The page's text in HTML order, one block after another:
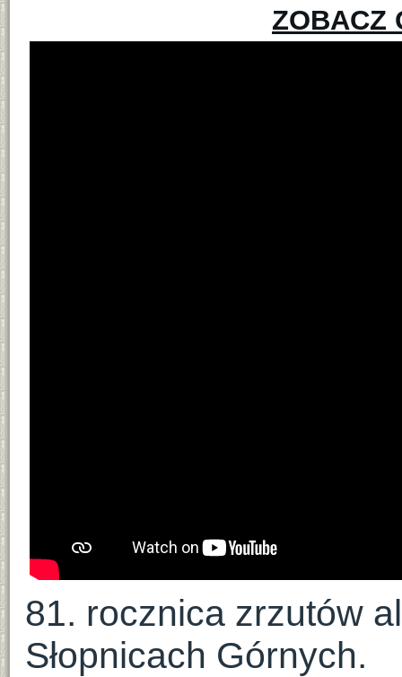
ZOBACZ
81. rocznica zrzutów
Słopnicach Górnych.